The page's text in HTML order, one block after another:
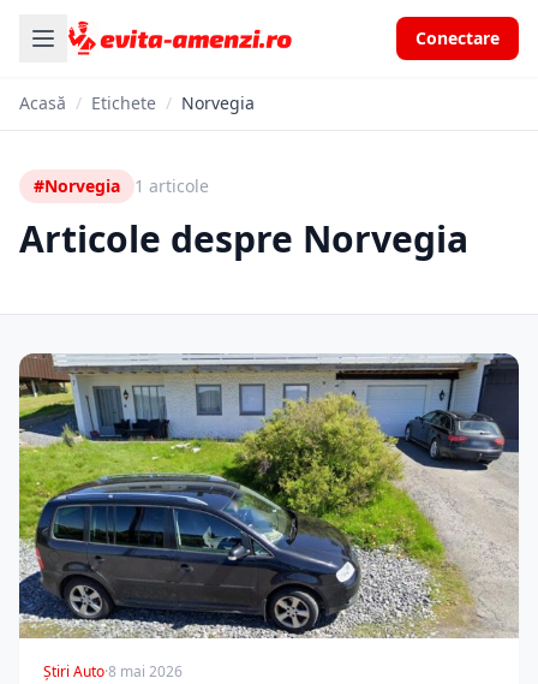
Conectare
Acasă / Etichete / Norvegia
#Norvegia 1 articole
Articole despre Norvegia
Știri Auto·8 mai 2026